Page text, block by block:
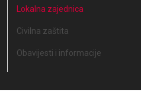
Lokalna zajednica
Civilna zaštita
Obavijesti i informacije